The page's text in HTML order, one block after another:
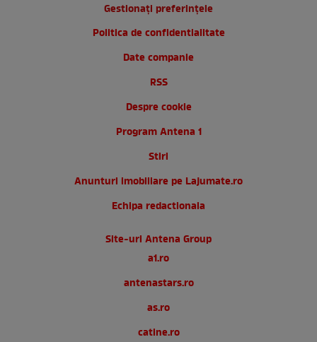
Gestionați preferințele
Politica de confidentialitate
Date companie
RSS
Despre cookie
Program Antena 1
Stiri
Anunturi imobiliare pe Lajumate.ro
Echipa redactionala
Site-uri Antena Group
a1.ro
antenastars.ro
as.ro
catine.ro